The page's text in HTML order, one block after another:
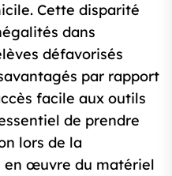
Cette disparité
dans
défavorisés
par rapport
facile aux outils
de prendre
lors de la
en œuvre du matériel